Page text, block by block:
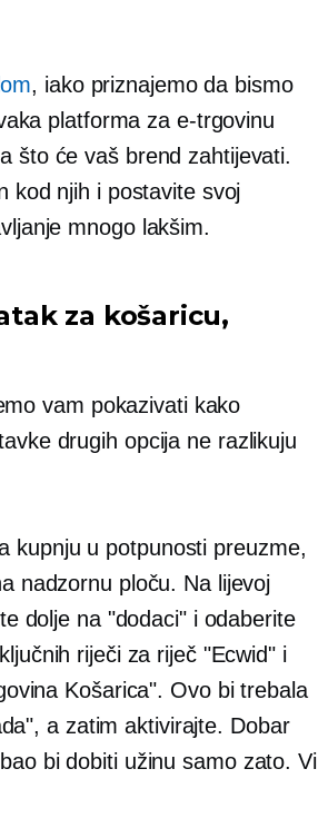
, iako priznajemo da bismo
platforma za e-trgovinu
što će vaš brend zahtijevati.
kod njih i postavite svoj
mnogo lakšim.
za košaricu,
vam pokazivati ​​kako
drugih opcija ne razlikuju
kupnju u potpunosti preuzme,
nadzornu ploču. Na lijevoj
dolje na "dodaci" i odaberite
riječi za riječ "Ecwid" i
Košarica". Ovo bi trebala
a zatim aktivirajte. Dobar
bi dobiti užinu samo zato. Vi